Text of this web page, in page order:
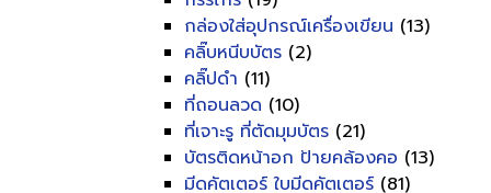
กล่องใส่อุปกรณ์เครื่องเขียน (13)
คลิ๊บหนีบบัตร (2)
คลิ๊ปดำ (11)
ที่ถอนลวด (10)
ที่เจาะรู ที่ตัดมุมบัตร (21)
บัตรติดหน้าอก ป้ายคล้องคอ (13)
มีดคัตเตอร์ ใบมีดคัตเตอร์ (81)